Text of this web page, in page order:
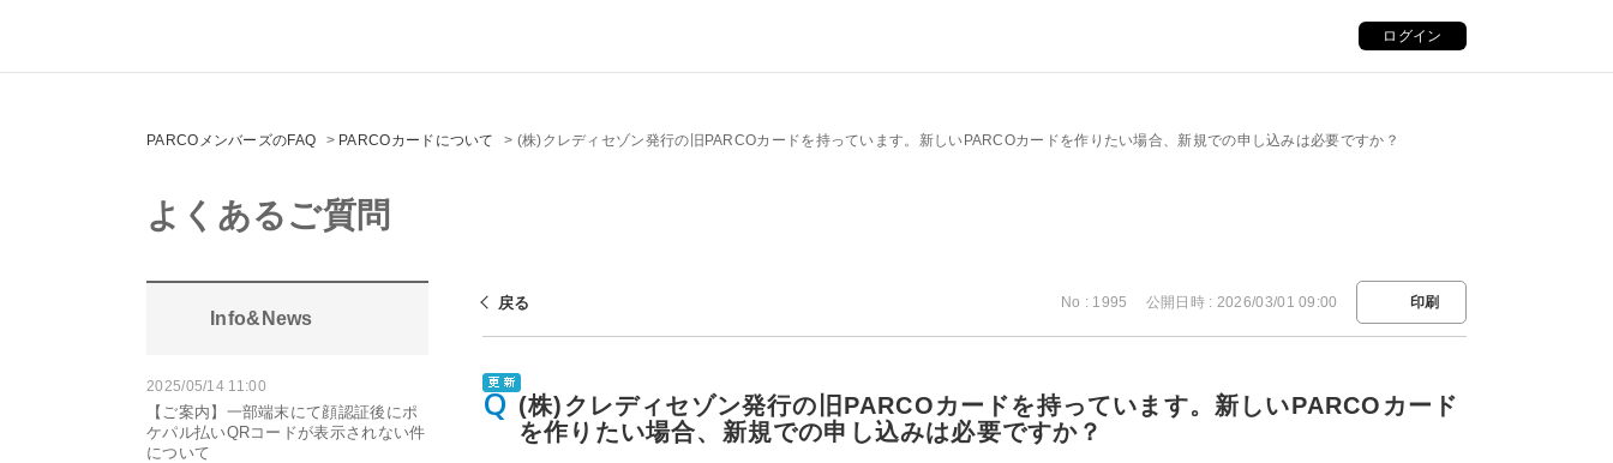
ログイン
PARCOメンバーズのFAQ > PARCOカードについて > (株)クレディセゾン発行の旧PARCOカードを持っています。新しいPARCOカードを作りたい場合、新規での申し込みは必要ですか？
よくあるご質問
Info&News
2025/05/14 11:00
【ご案内】一部端末にて顔認証後にポ
ケパル払いQRコードが表示されない件
について
戻る No : 1995 公開日時 : 2026/03/01 09:00 印刷
(株)クレディセゾン発行の旧PARCOカードを持っています。新しいPARCOカード
を作りたい場合、新規での申し込みは必要ですか？